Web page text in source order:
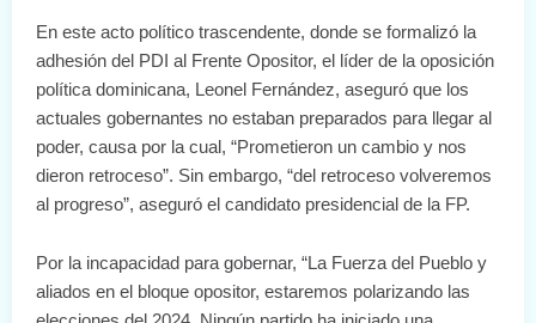
En este acto político trascendente, donde se formalizó la
adhesión del PDI al Frente Opositor, el líder de la oposición
política dominicana, Leonel Fernández, aseguró que los
actuales gobernantes no estaban preparados para llegar al
poder, causa por la cual, “Prometieron un cambio y nos
dieron retroceso”. Sin embargo, “del retroceso volveremos
al progreso”, aseguró el candidato presidencial de la FP.
Por la incapacidad para gobernar, “La Fuerza del Pueblo y
aliados en el bloque opositor, estaremos polarizando las